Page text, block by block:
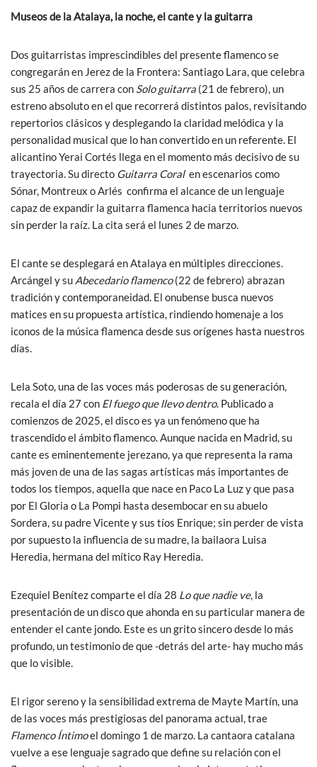
Museos de la Atalaya, la noche, el cante y la guitarra
Dos guitarristas imprescindibles del presente flamenco se
congregarán en Jerez de la Frontera: Santiago Lara, que celebra
sus 25 años de carrera con Solo guitarra (21 de febrero), un
estreno absoluto en el que recorrerá distintos palos, revisitando
repertorios clásicos y desplegando la claridad melódica y la
personalidad musical que lo han convertido en un referente. El
alicantino Yerai Cortés llega en el momento más decisivo de su
trayectoria. Su directo Guitarra Coral en escenarios como
Sónar, Montreux o Arlés confirma el alcance de un lenguaje
capaz de expandir la guitarra flamenca hacia territorios nuevos
sin perder la raíz. La cita será el lunes 2 de marzo.
El cante se desplegará en Atalaya en múltiples direcciones.
Arcángel y su Abecedario flamenco(22 de febrero) abrazan
tradición y contemporaneidad. El onubense busca nuevos
matices en su propuesta artística, rindiendo homenaje a los
iconos de la música flamenca desde sus orígenes hasta nuestros
días.
Lela Soto, una de las voces más poderosas de su generación,
recala el día 27 con El fuego que llevo dentro. Publicado a
comienzos de 2025, el disco es ya un fenómeno que ha
trascendido el ámbito flamenco. Aunque nacida en Madrid, su
cante es eminentemente jerezano, ya que representa la rama
más joven de una de las sagas artísticas más importantes de
todos los tiempos, aquella que nace en Paco La Luz y que pasa
por El Gloria o La Pompi hasta desembocar en su abuelo
Sordera, su padre Vicente y sus tíos Enrique; sin perder de vista
por supuesto la influencia de su madre, la bailaora Luisa
Heredia, hermana del mítico Ray Heredia.
Ezequiel Benítez comparte el día 28 Lo que nadie ve, la
presentación de un disco que ahonda en su particular manera de
entender el cante jondo. Este es un grito sincero desde lo más
profundo, un testimonio de que -detrás del arte- hay mucho más
que lo visible.
El rigor sereno y la sensibilidad extrema de Mayte Martín, una
de las voces más prestigiosas del panorama actual, trae
Flamenco Íntimoel domingo 1 de marzo. La cantaora catalana
vuelve a ese lenguaje sagrado que define su relación con el